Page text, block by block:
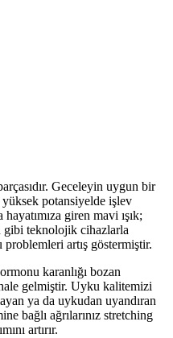
Geceleyin uygun bir
potansiyelde işlev
giren mavi ışık;
gibi teknolojik cihazlarla
artış göstermiştir.
karanlığı bozan
gelmiştir. Uyku kalitemizi
ya da uykudan uyandıran
bağlı ağrılarınız stretching
artırır.